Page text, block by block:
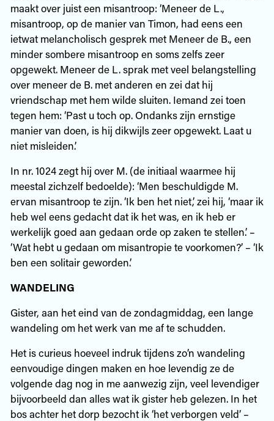
maakt over juist een misantroop: ‘Meneer de L.,
misantroop, op de manier van Timon, had eens een
ietwat melancholisch gesprek met Meneer de B., een
minder sombere misantroop en soms zelfs zeer
opgewekt. Meneer de L. sprak met veel belangstelling
over meneer de B. met anderen en zei dat hij
vriendschap met hem wilde sluiten. Iemand zei toen
tegen hem: ‘Past u toch op. Ondanks zijn ernstige
manier van doen, is hij dikwijls zeer opgewekt. Laat u
niet misleiden.’
In nr. 1024 zegt hij over M. (de initiaal waarmee hij
meestal zichzelf bedoelde): ‘Men beschuldigde M.
ervan misantroop te zijn. ‘Ik ben het niet,’ zei hij, ‘maar ik
heb wel eens gedacht dat ik het was, en ik heb er
werkelijk goed aan gedaan orde op zaken te stellen.’ –
‘Wat hebt u gedaan om misantropie te voorkomen?’ – ‘Ik
ben een solitair geworden.’
WANDELING
Gister, aan het eind van de zondagmiddag, een lange
wandeling om het werk van me af te schudden.
Het is curieus hoeveel indruk tijdens zo’n wandeling
eenvoudige dingen maken en hoe levendig ze de
volgende dag nog in me aanwezig zijn, veel levendiger
bijvoorbeeld dan alles wat ik gister heb gelezen. In het
bos achter het dorp bezocht ik ‘het verborgen veld’ –